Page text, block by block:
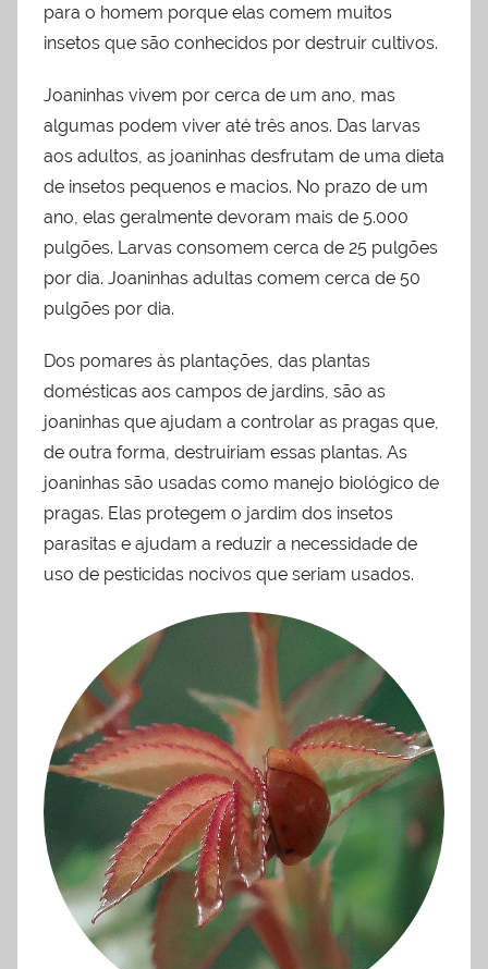
para o homem porque elas comem muitos
insetos que são conhecidos por destruir cultivos.
Joaninhas vivem por cerca de um ano, mas
algumas podem viver até três anos. Das larvas
aos adultos, as joaninhas desfrutam de uma dieta
de insetos pequenos e macios. No prazo de um
ano, elas geralmente devoram mais de 5.000
pulgões. Larvas consomem cerca de 25 pulgões
por dia. Joaninhas adultas comem cerca de 50
pulgões por dia.
Dos pomares às plantações, das plantas
domésticas aos campos de jardins, são as
joaninhas que ajudam a controlar as pragas que,
de outra forma, destruiriam essas plantas. As
joaninhas são usadas como manejo biológico de
pragas. Elas protegem o jardim dos insetos
parasitas e ajudam a reduzir a necessidade de
uso de pesticidas nocivos que seriam usados.